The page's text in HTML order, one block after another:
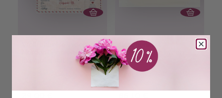
Wollfühlreise in den
Norden (Signiertes
Exemplar mit Karte)
Geschenkset
Wollfühlreise in den
Norden
Ab dem 22.10.26